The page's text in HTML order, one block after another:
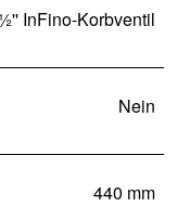
InFino-Korbventil
Nein
440 mm